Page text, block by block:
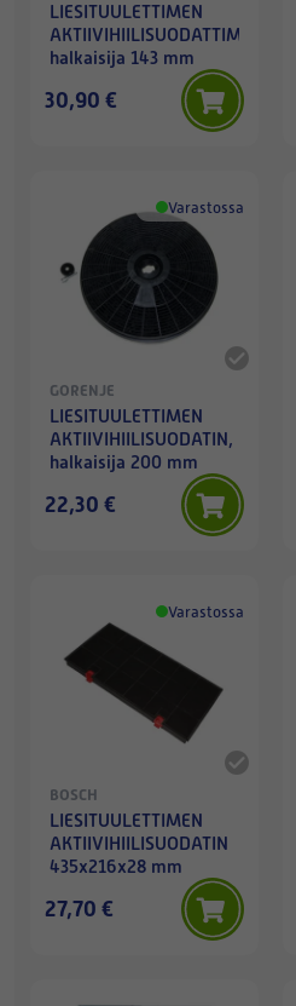
LIESITUULETTIMEN
AKTIIVIHIILISUODATTIMET,
halkaisija 143 mm
30,90 €
Varastossa
GORENJE
LIESITUULETTIMEN
AKTIIVIHIILISUODATIN,
halkaisija 200 mm
22,30 €
Varastossa
BOSCH
LIESITUULETTIMEN
AKTIIVIHIILISUODATIN
435x216x28 mm
27,70 €